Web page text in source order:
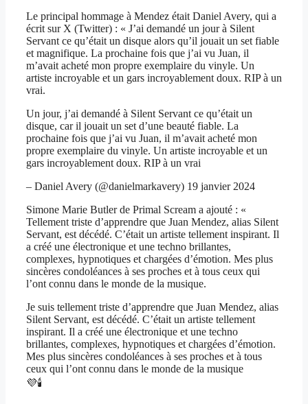
Le principal hommage à Mendez était Daniel Avery, qui a
écrit sur X (Twitter) : « J’ai demandé un jour à Silent
Servant ce qu’était un disque alors qu’il jouait un set fiable
et magnifique. La prochaine fois que j’ai vu Juan, il
m’avait acheté mon propre exemplaire du vinyle. Un
artiste incroyable et un gars incroyablement doux. RIP à un
vrai.
Un jour, j’ai demandé à Silent Servant ce qu’était un
disque, car il jouait un set d’une beauté fiable. La
prochaine fois que j’ai vu Juan, il m’avait acheté mon
propre exemplaire du vinyle. Un artiste incroyable et un
gars incroyablement doux. RIP à un vrai
– Daniel Avery (@danielmarkavery) 19 janvier 2024
Simone Marie Butler de Primal Scream a ajouté : «
Tellement triste d’apprendre que Juan Mendez, alias Silent
Servant, est décédé. C’était un artiste tellement inspirant. Il
a créé une électronique et une techno brillantes,
complexes, hypnotiques et chargées d’émotion. Mes plus
sincères condoléances à ses proches et à tous ceux qui
l’ont connu dans le monde de la musique.
Je suis tellement triste d’apprendre que Juan Mendez, alias
Silent Servant, est décédé. C’était un artiste tellement
inspirant. Il a créé une électronique et une techno
brillantes, complexes, hypnotiques et chargées d’émotion.
Mes plus sincères condoléances à ses proches et à tous
ceux qui l’ont connu dans le monde de la musique
💜🕯